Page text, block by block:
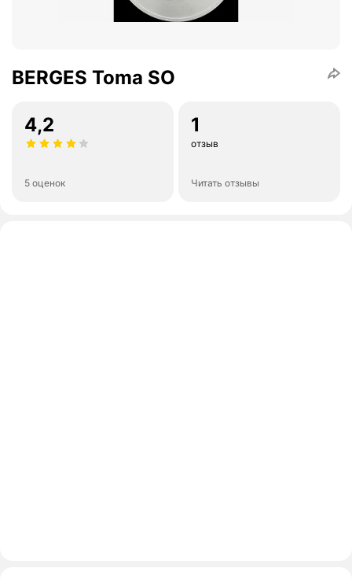
BERGES Toma SO
4,2
5 оценок
1
отзыв
Читать отзывы